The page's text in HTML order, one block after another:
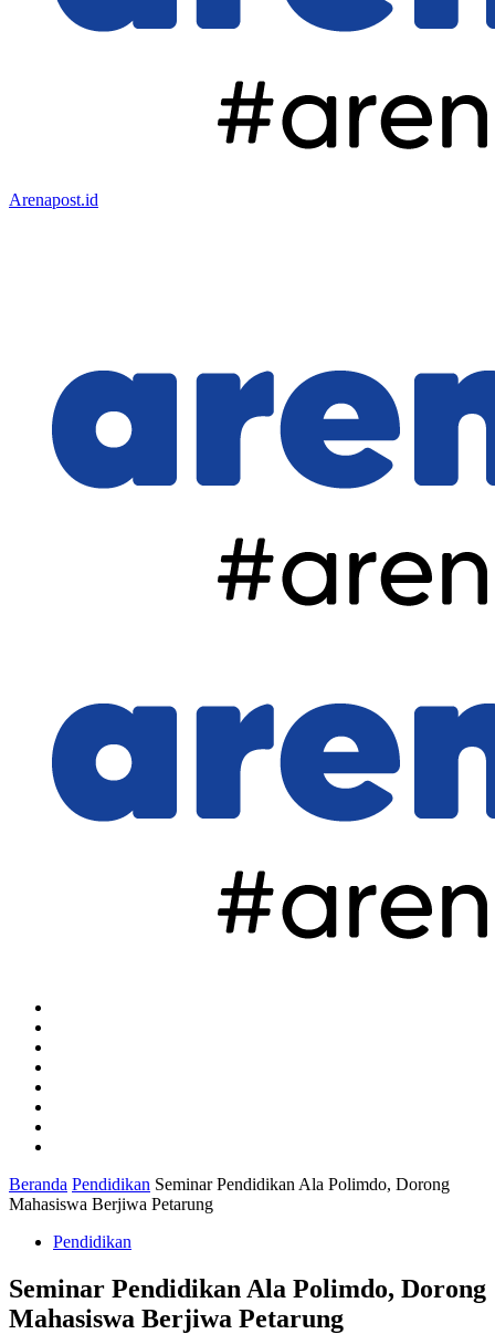
Arenapost.id
Beranda Pendidikan Seminar Pendidikan Ala Polimdo, Dorong
Mahasiswa Berjiwa Petarung
Pendidikan
Seminar Pendidikan Ala Polimdo, Dorong
Mahasiswa Berjiwa Petarung